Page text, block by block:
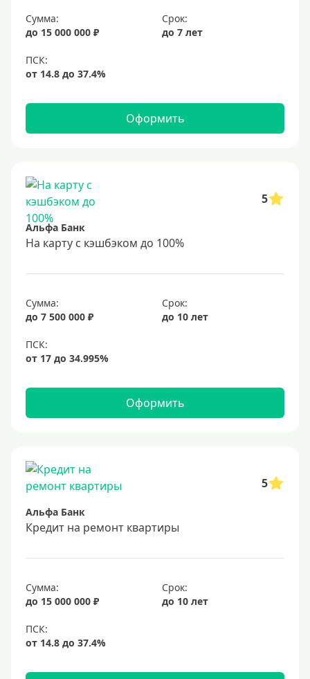
Безработным
Без стажа работы
Для самозанятых
До 75 лет
До 80 лет
Студентам
С 18 лет
С 19 лет
С 20 лет
С 23 лет
Обеспечение
Без обеспечения
В банке под залог
Под залог недвижимости
Срок
Долгосрочные
2 года
3 года
4 года
Сумма:
до 15 000 000 ₽
Срок:
до 7 лет
Оформить
5
Альфа Банк
На карту с кэшбэком до 100%
Сумма:
до 7 500 000 ₽
Срок:
до 10 лет
Оформить
5
Альфа Банк
Кредит на ремонт квартиры
Сумма:
до 15 000 000 ₽
Срок:
до 10 лет